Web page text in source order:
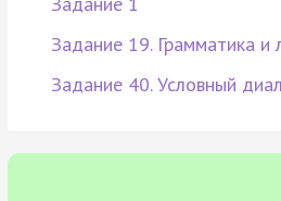
Задание 19. Грамматика и
Задание 40. Условный